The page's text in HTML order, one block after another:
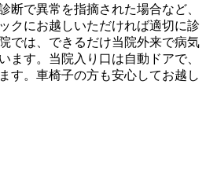
断で異常を指摘された場合など、
クにお越しいただければ適切に診
では、できるだけ当院外来で病気
ます。当院入り口は自動ドアで、
す。車椅子の方も安心してお越し